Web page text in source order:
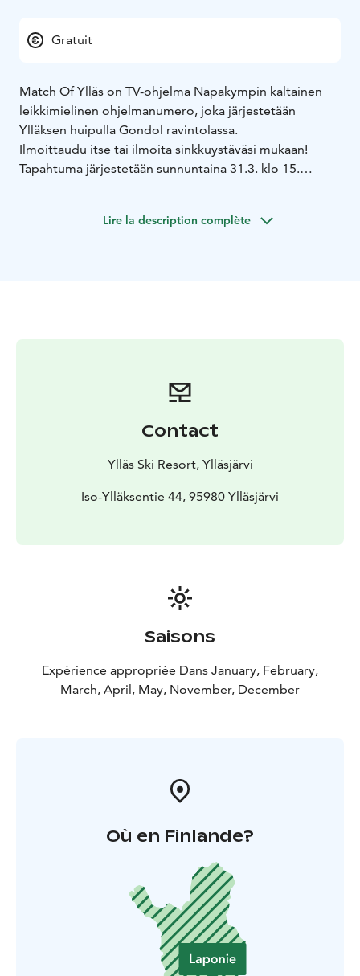
Gratuit
Match Of Ylläs on TV-ohjelma Napakympin kaltainen
leikkimielinen ohjelmanumero, joka järjestetään
Ylläksen huipulla Gondol ravintolassa.
Ilmoittaudu itse tai ilmoita sinkkuystäväsi mukaan!
Tapahtuma järjestetään sunnuntaina 31.3. klo 15.
ohjelmapäivänä, saattaa ohjelma siirtyä toiseen
kysymyksen. Vastausten pohjalta X valitsee itselleen
matchin. Henkilö X ja valitsemansa match saavat
Tapahtuma on ilmainen, mutta tapahtumapaikan vuoksi
tulee osallistujilla sekä katsojilla olla joko voimassa
kiertoajelulippu. Hakulomake ja ohjeet oheisessa
Lire la description complète
Contact
Ylläs Ski Resort, Ylläsjärvi
Iso-Ylläksentie 44, 95980 Ylläsjärvi
Saisons
Expérience appropriée Dans January, February,
March, April, May, November, December
Où en Finlande?